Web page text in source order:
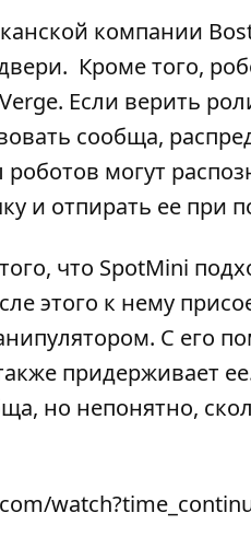
компании
Кроме того,
. Если верить
сообща,
могут
и отпирать ее при
что SpotMini
этого к нему
С его
придерживает
но непонятно,